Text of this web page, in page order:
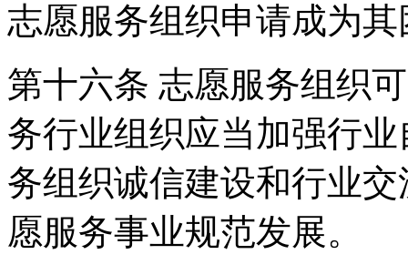
志愿服务组织申请成为
第十六条 志愿服务组织
务行业组织应当加强行
务组织诚信建设和行业
愿服务事业规范发展。